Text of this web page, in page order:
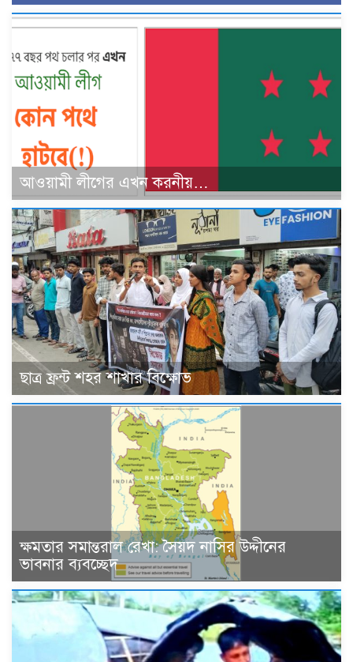
আওয়ামী লীগের এখন করনীয়…
ছাত্র ফ্রন্ট শহর শাখার বিক্ষোভ
ক্ষমতার সমান্তরাল রেখা: সৈয়দ নাসির উদ্দীনের
ভাবনার ব্যবচ্ছেদ